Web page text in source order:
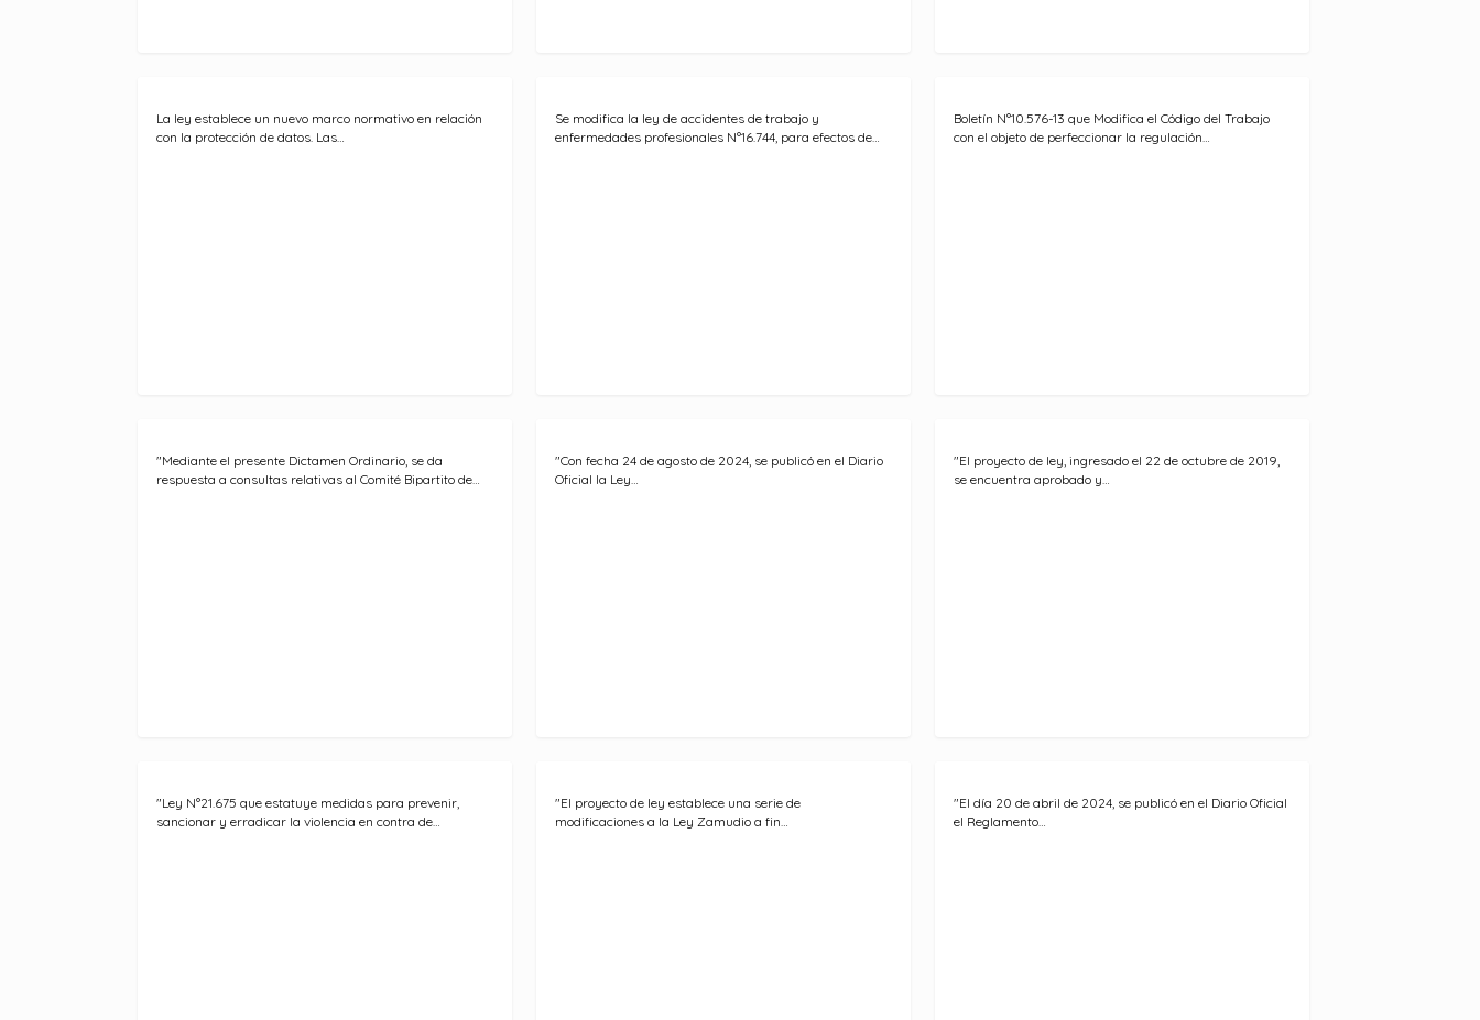
La ley establece un nuevo marco normativo en relación
con la protección de datos. Las…
Se modifica la ley de accidentes de trabajo y
enfermedades profesionales N°16.744, para efectos de…
Boletín N°10.576-13 que Modifica el Código del Trabajo
con el objeto de perfeccionar la regulación…
"Mediante el presente Dictamen Ordinario, se da
respuesta a consultas relativas al Comité Bipartito de…
"Con fecha 24 de agosto de 2024, se publicó en el Diario
Oficial la Ley…
"El proyecto de ley, ingresado el 22 de octubre de 2019,
se encuentra aprobado y…
"Ley N°21.675 que estatuye medidas para prevenir,
sancionar y erradicar la violencia en contra de…
"El proyecto de ley establece una serie de
modificaciones a la Ley Zamudio a fin…
"El día 20 de abril de 2024, se publicó en el Diario Oficial
el Reglamento…